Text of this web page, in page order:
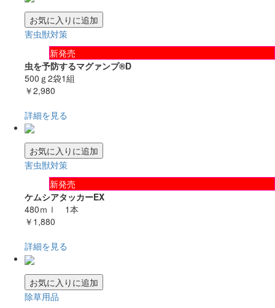
お気に入りに追加
害虫獣対策
新発売
虫を予防するマグァンプ®D
500ｇ2袋1組
￥2,980
詳細を見る
お気に入りに追加
害虫獣対策
新発売
ケムシアタッカーEX
480ｍｌ 1本
￥1,880
詳細を見る
お気に入りに追加
除草用品